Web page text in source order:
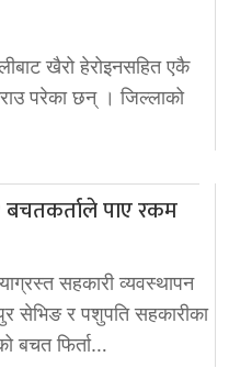
खैरो हेरोइनसहित एकै
परेका छन् । जिल्लाको
बचतकर्ताले पाए रकम
सहकारी व्यवस्थापन
सेभिङ र पशुपति सहकारीका
बचत फिर्ता…